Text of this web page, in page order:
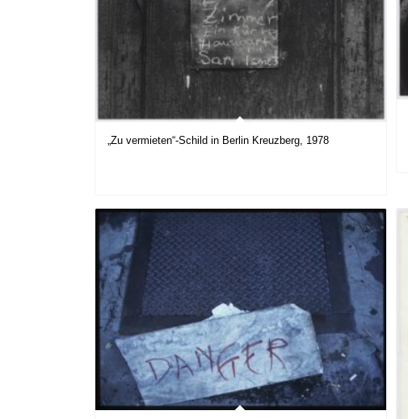
„Zu vermieten“-Schild in Berlin Kreuzberg, 1978